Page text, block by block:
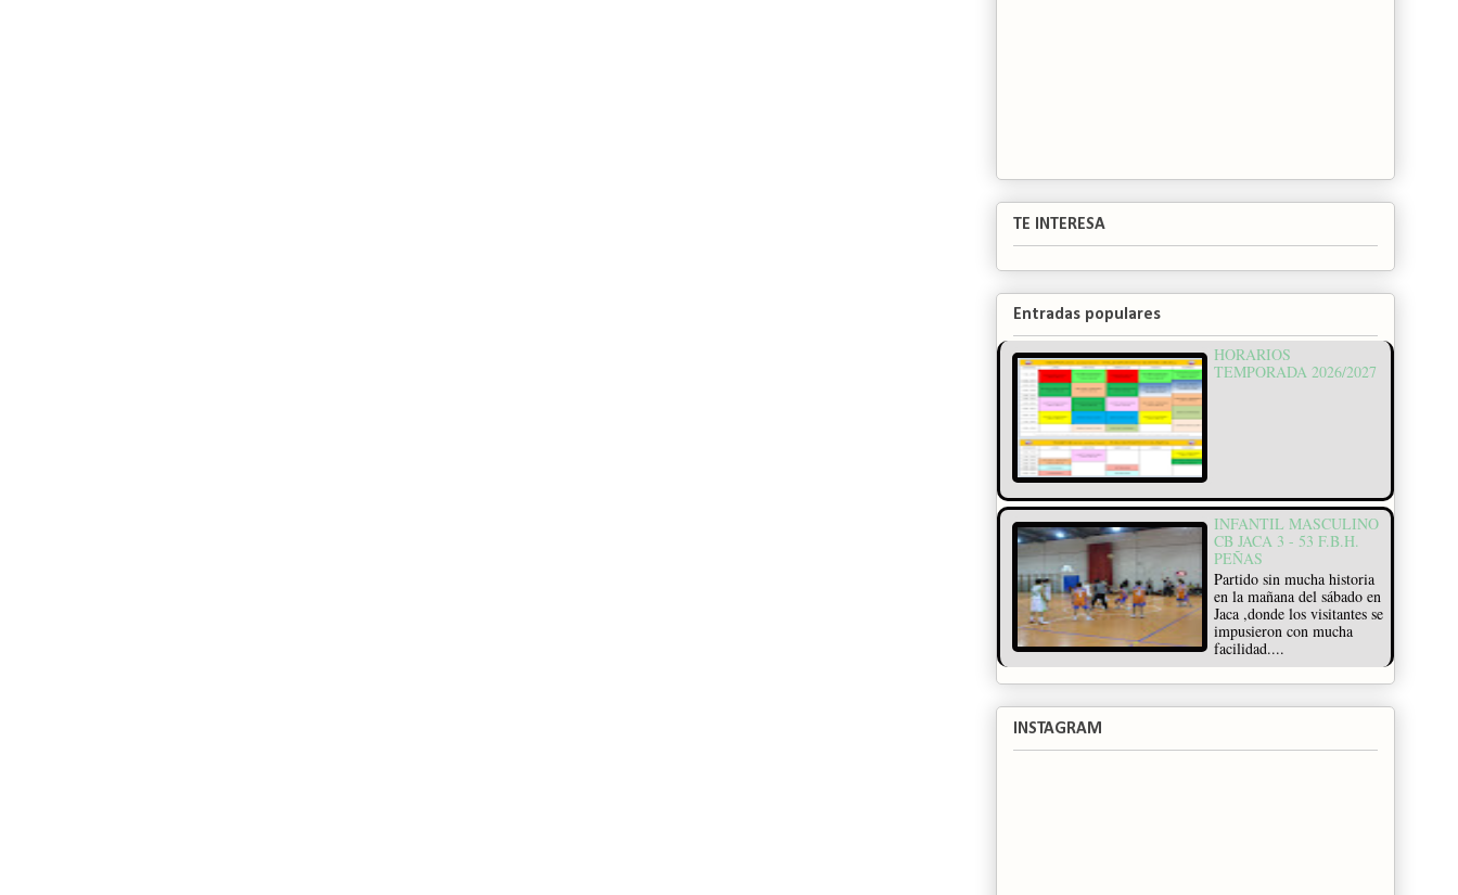
TE INTERESA
Entradas populares
HORARIOS
TEMPORADA 2026/2027
INFANTIL MASCULINO
CB JACA 3 - 53 F.B.H.
PEÑAS
Partido sin mucha historia
en la mañana del sábado en
Jaca ,donde los visitantes se
impusieron con mucha
facilidad....
INSTAGRAM